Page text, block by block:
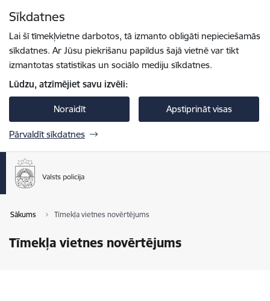
Sīkdatnes
Lai šī tīmekļvietne darbotos, tā izmanto obligāti nepieciešamās
sīkdatnes. Ar Jūsu piekrišanu papildus šajā vietnē var tikt
izmantotas statistikas un sociālo mediju sīkdatnes.
Lūdzu, atzīmējiet savu izvēli:
Noraidīt Apstiprināt visas
Pārvaldīt sīkdatnes
Sākums Tīmekļa vietnes novērtējums
Tīmekļa vietnes novērtējums